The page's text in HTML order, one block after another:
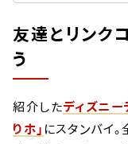
友達とリンク
う
紹介したディズニー
りホ」 にスタンバイ